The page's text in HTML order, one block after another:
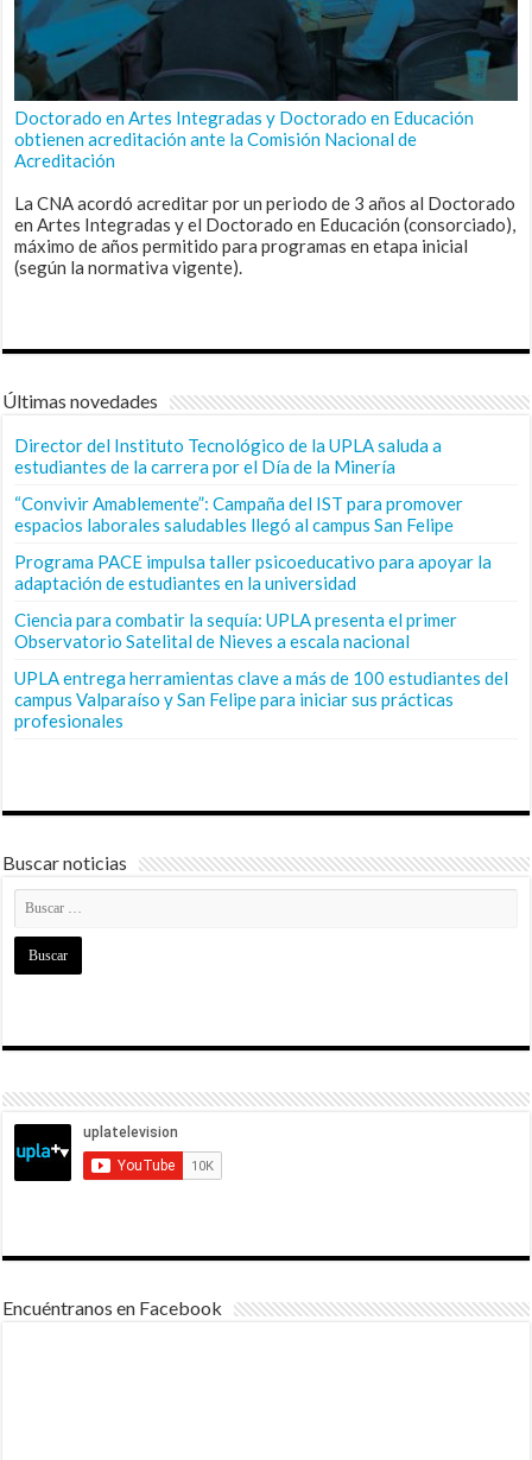
Doctorado en Artes Integradas y Doctorado en Educación
obtienen acreditación ante la Comisión Nacional de
Acreditación
La CNA acordó acreditar por un periodo de 3 años al Doctorado
en Artes Integradas y el Doctorado en Educación (consorciado),
máximo de años permitido para programas en etapa inicial
(según la normativa vigente).
Últimas novedades
Director del Instituto Tecnológico de la UPLA saluda a
estudiantes de la carrera por el Día de la Minería
“Convivir Amablemente”: Campaña del IST para promover
espacios laborales saludables llegó al campus San Felipe
Programa PACE impulsa taller psicoeducativo para apoyar la
adaptación de estudiantes en la universidad
Ciencia para combatir la sequía: UPLA presenta el primer
Observatorio Satelital de Nieves a escala nacional
UPLA entrega herramientas clave a más de 100 estudiantes del
campus Valparaíso y San Felipe para iniciar sus prácticas
profesionales
Buscar noticias
Encuéntranos en Facebook